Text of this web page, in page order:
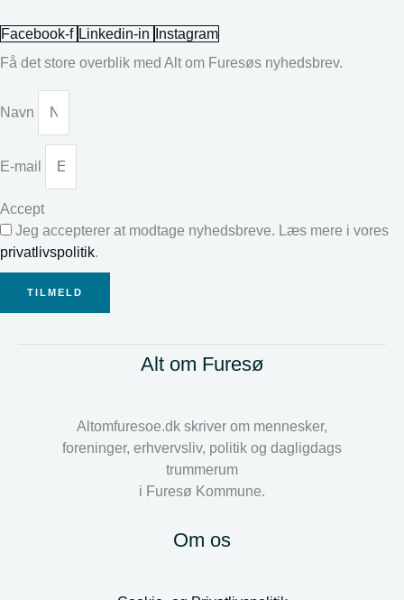
Facebook-f Linkedin-in
Instagram
Få det store overblik med Alt om Furesøs nyhedsbrev.
Navn
E-mail
Accept
Jeg accepterer at modtage nyhedsbreve. Læs mere i vores
privatlivspolitik.
TILMELD
Alt om Furesø
Altomfuresoe.dk skriver om mennesker,
foreninger, erhvervsliv, politik og dagligdags
trummerum
i Furesø Kommune.
Om os